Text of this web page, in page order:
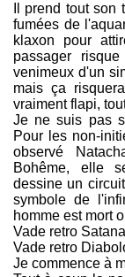
Il prend tout
fumées de
klaxon pour
passager
venimeux d'un
mais ça
vraiment flapi,
Je ne suis pas
Pour les non-
observé
Bohême, elle
dessine un
symbole de
homme est mort
Vade retro
Vade retro
Je commence à